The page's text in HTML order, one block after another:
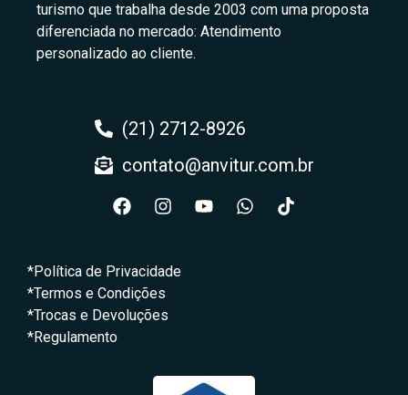
turismo que trabalha desde 2003 com uma proposta
diferenciada no mercado: Atendimento
personalizado ao cliente.
(21) 2712-8926
contato@anvitur.com.br
*Política de Privacidade
*Termos e Condições
*Trocas e Devoluções
*Regulamento